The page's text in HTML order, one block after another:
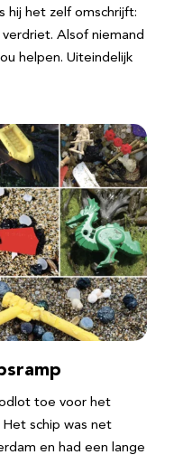
hij het zelf omschrijft:
Alsof niemand
helpen. Uiteindelijk
toe voor het
Het schip was net
en had een lange